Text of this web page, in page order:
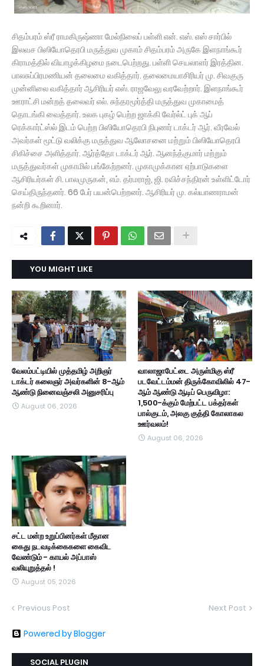
சிதம்பரம் ஸ்ரீ ராமகிருஷ்ணா மேல்நிலைப் பள்ளி என். எஸ். எஸ் சார்பில்
இலவச பிஸியோதெரபி மருத்துவ முகாம் சிதம்பரம் அருகே இளநாங்கூர்
கிராமத்தில் வியாழக்கிழமை நடைபெற்றது. பள்ளி செயலாளர் இரத்தின.
பாலசுப்பிரமணியன் தலைமை வகித்தார். தலைமையாசிரியர் மு. சிவகுரு
முன்னிலை வகித்தார் ஆசிரியர் எஸ். ராஜவேலு வரவேற்றார். இளநாங்கூர்
ஊராட்சி மன்றத் தலைவர் எல். சுந்தரமூர்த்தி மருத்துவ முகாமைத்
தொடங்கி வைத்தார். உலக புகழ் பெற்ற ஜாக்கி வேர்ல்ட் புக் ஆப்
ரெக்கார்ட்ஸ்ல் இடம் பெற்ற பிஸியோதெரபி நிபுணர் டாக்டர் ஆர். வீரவேல்
அவர்கள் மூட்டு வலிக்கு மருத்துவ ஆலோசனை மற்றும் பிஸியோதெரபி
சிகிச்சை அளித்தார். ஆர்த்தோ டாக்டர் ஆர். ஆனந்த்குமார் மற்றும்
மருத்துவர்கள் முகாமில் பங்கேற்றனர். முகாமுக்கான ஏற்பாடுகளை
ஆசிரியர்கள் சி. பாலமுருகன், எம். தர்மராஜ், ஜி. ரவிச்சந்திரன் உள்ளிட்டோர்
செய்திருந்தனர். 66 பேர் பயன்பெற்றனர். ஆசிரியர் மு. கல்யாணராமன்
நன்றி கூறினார்.
YOU MIGHT LIKE
வேலம்பட்டியில் முத்தமிழ் அறிஞர்
டாக்டர் கலைஞர் அவர்களின் 8-ஆம்
ஆண்டு நினைவஞ்சலி அனுசரிப்பு
August 06, 2026
வாலாஜாபேட்டை அருள்மிகு ஸ்ரீ
படவேட்டம்மன் திருக்கோவிலில் 47-
ஆம் ஆண்டு ஆடிப் பெருவிழா:
1,500-க்கும் மேற்பட்ட பக்தர்கள்
பால்குடம், அலகு குத்தி கோலாகல
ஊர்வலம்!
August 06, 2026
சட்ட மன்ற உறுப்பினர்கள் மீதான
கைது நடவடிக்கைகளை கைவிட
வேண்டும் - காயல் அப்பாஸ்
வலியுறுத்தல் !
August 05, 2026
Previous Post Next Post
Powered by Blogger
SOCIAL PLUGIN